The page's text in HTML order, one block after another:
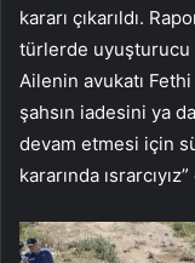
kararı çıkarıldı.
türlerde uyuşturucu
Ailenin avukatı
şahsın iadesini ya
devam etmesi için
kararında